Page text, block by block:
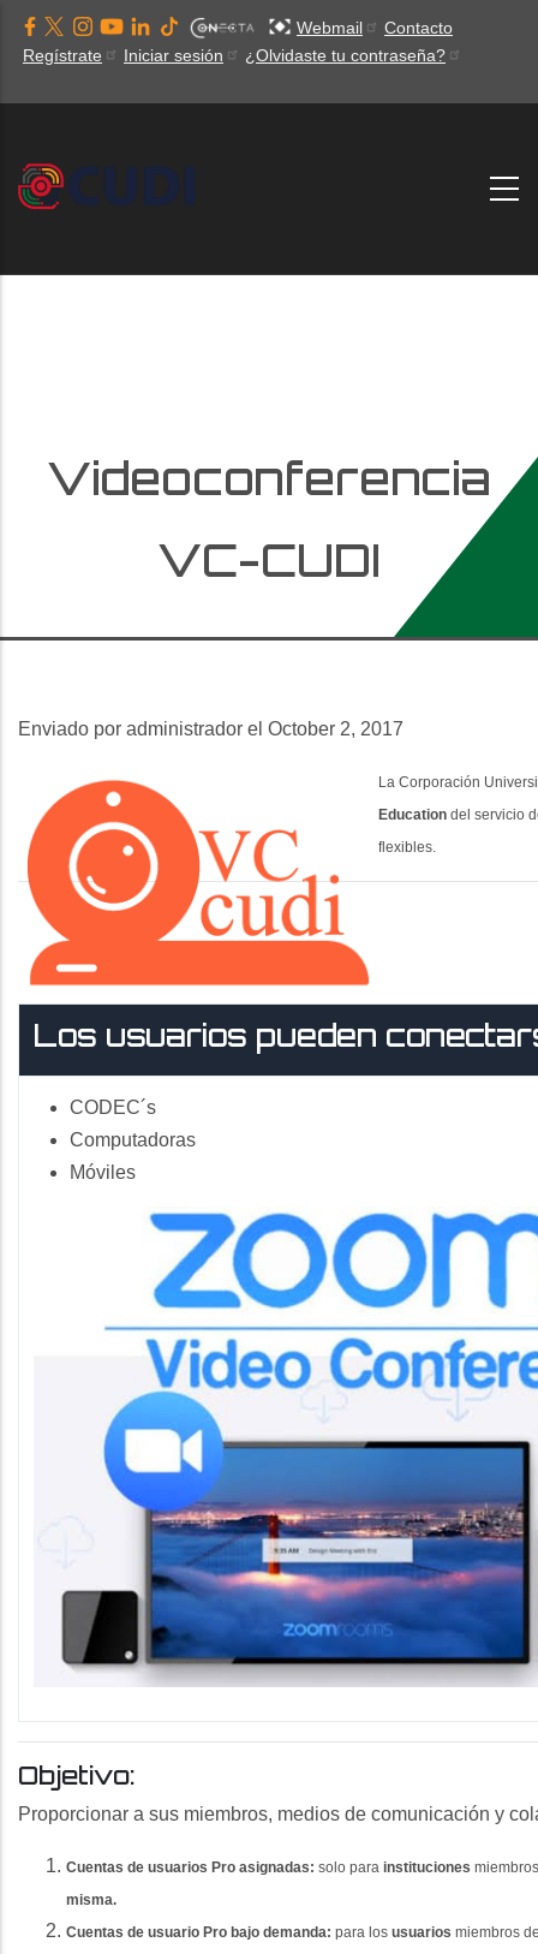
Pasar
Webmail
Contacto
Regístrate
Iniciar sesión ¿Olvidaste tu contraseña?
Videoconferencia
VC-CUDI
Enviado por administrador el October 2, 2017
La Corporación
Education del servicio
flexibles.
Los usuarios pueden
CODEC´s
Computadoras
Móviles
Objetivo:
Proporcionar a sus miembros, medios de comunicación y
Cuentas de usuarios Pro asignadas: solo para instituciones
misma.
Cuentas de usuario Pro bajo demanda: para los usuarios miembros